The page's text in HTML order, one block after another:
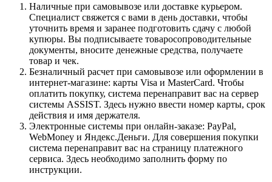
Наличные при самовывозе или доставке курьером.
Специалист свяжется с вами в день доставки, чтобы
уточнить время и заранее подготовить сдачу с любой
купюры. Вы подписываете товаросопроводительные
документы, вносите денежные средства, получаете
товар и чек.
Безналичный расчет при самовывозе или оформлении в
интернет-магазине: карты Visa и MasterCard. Чтобы
оплатить покупку, система перенаправит вас на сервер
системы ASSIST. Здесь нужно ввести номер карты, срок
действия и имя держателя.
Электронные системы при онлайн-заказе: PayPal,
WebMoney и Яндекс.Деньги. Для совершения покупки
система перенаправит вас на страницу платежного
сервиса. Здесь необходимо заполнить форму по
инструкции.